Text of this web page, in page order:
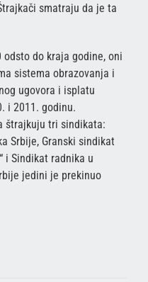
smatraju da je ta
do kraja godine, oni
sistema obrazovanja i
ugovora i isplatu
i 2011. godinu.
štrajkuju tri sindikata:
Srbije, Granski sindikat
i Sindikat radnika u
jedini je prekinuo